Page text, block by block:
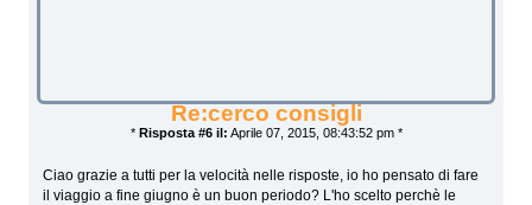
Re:cerco consigli
* Risposta #6 il: Aprile 07, 2015, 08:43:52 pm *
Ciao grazie a tutti per la velocità nelle risposte, io ho pensato di fare
il viaggio a fine giugno è un buon periodo? L'ho scelto perchè le